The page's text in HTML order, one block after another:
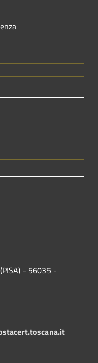
- 56035 -